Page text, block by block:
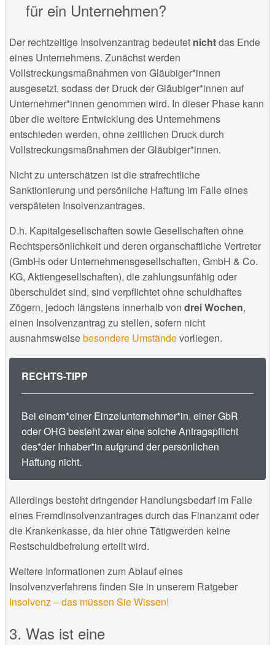
für ein Unternehmen?
Der rechtzeitige Insolvenzantrag bedeutet nichtdas Ende
eines Unternehmens. Zunächst werden
Vollstreckungsmaßnahmen von Gläubiger*innen
ausgesetzt, sodass der Druck der Gläubiger*innen auf
Unternehmer*innen genommen wird. In dieser Phase kann
über die weitere Entwicklung des Unternehmens
entschieden werden, ohne zeitlichen Druck durch
Vollstreckungsmaßnahmen der Gläubiger*innen.
Nicht zu unterschätzen ist die strafrechtliche
Sanktionierung und persönliche Haftung im Falle eines
verspäteten Insolvenzantrages.
D.h. Kapitalgesellschaften sowie Gesellschaften ohne
Rechtspersönlichkeit und deren organschaftliche Vertreter
(GmbHs oder Unternehmensgesellschaften, GmbH & Co.
KG, Aktiengesellschaften), die zahlungsunfähig oder
überschuldet sind, sind verpflichtet ohne schuldhaftes
Zögern, jedoch längstens innerhalb von drei Wochen,
einen Insolvenzantrag zu stellen, sofern nicht
ausnahmsweisebesondere Umständevorliegen.
RECHTS-TIPP
Bei einem*einer Einzelunternehmer*in, einer GbR
oder OHG besteht zwar eine solche Antragspflicht
des*der Inhaber*in aufgrund der persönlichen
Haftung nicht.
Allerdings besteht dringender Handlungsbedarf im Falle
eines Fremdinsolvenzantrages durch das Finanzamt oder
die Krankenkasse, da hier ohne Tätigwerden keine
Restschuldbefreiung erteilt wird.
Weitere Informationen zum Ablauf eines
Insolvenzverfahrens finden Sie in unserem Ratgeber
Insolvenz – das müssen Sie Wissen!
Was ist eine